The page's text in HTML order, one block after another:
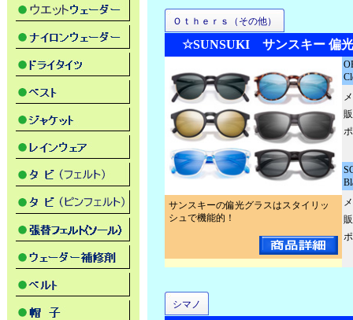
Ｏｔｈｅｒｓ（その他）
☆SUNSUKI サンスキー 偏
サンスキーの偏光グラスはスタイリッ
シュで機能的！
シマノ